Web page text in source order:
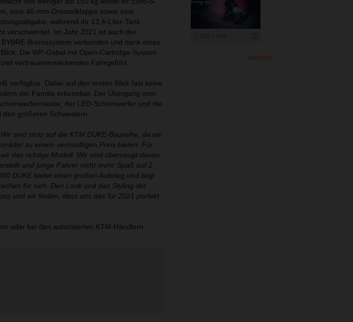
eine 46-mm-Drosselklappe sowie eine
während ihr 13,4-Liter-Tank
verschwindet. Im Jahr 2021 ist auch der
Bremssystem verbunden und dank eines
Die WP-Gabel mit Open-Cartridge-System
vertrauenerweckendes Fahrgefühl.
verfügbar. Dabei auf den ersten Blick fast keine
der Familie erkennbar. Der Übergang vom
der LED-Scheinwerfer und die
den größeren Schwestern.
sind stolz auf die KTM DUKE-Baureihe, da wir
zu einem vernünftigen Preis bieten. Für
das richtige Modell. Wir sind überzeugt davon,
und junge Fahrer nicht mehr Spaß auf 2
DUKE bietet einen großen Aufstieg und liegt
für sich. Den Look und das Styling der
und wir finden, dass uns das für 2021 perfekt
oder bei den autorisierten KTM-Händlern.
weitere ...